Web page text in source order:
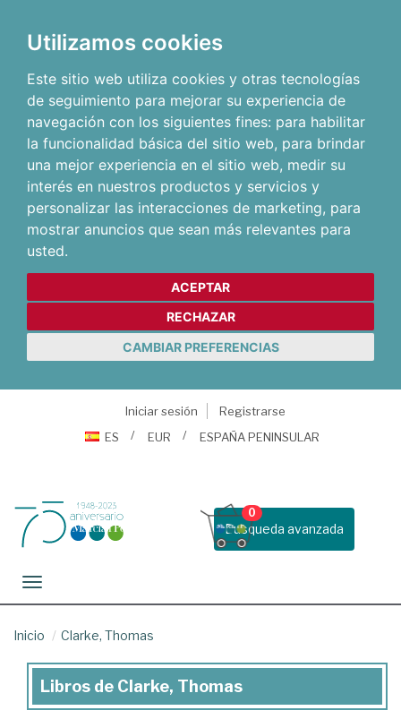
Utilizamos cookies
Este sitio web utiliza cookies y otras tecnologías
de seguimiento para mejorar su experiencia de
navegación con los siguientes fines: para habilitar
la funcionalidad básica del sitio web, para brindar
una mejor experiencia en el sitio web, medir su
interés en nuestros productos y servicios y
personalizar las interacciones de marketing, para
mostrar anuncios que sean más relevantes para
usted.
ACEPTAR
RECHAZAR
CAMBIAR PREFERENCIAS
Iniciar sesión
Registrarse
ES
EUR ESPAÑA PENINSULAR
Busqueda avanzada
0
Toggle navigation
Inicio Clarke, Thomas
Libros
Libros de Clarke, Thomas